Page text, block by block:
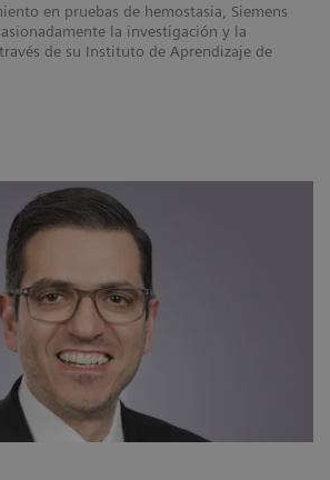
en pruebas de hemostasia, Siemens
la investigación y la
de su Instituto de Aprendizaje de